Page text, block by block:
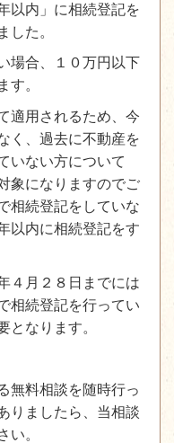
以内」に相続登記を
した。
場合、１０万円以下
す。
適用されるため、今
く、過去に不動産を
いない方について
象になりますのでご
相続登記をしていな
以内に相続登記をす
４月２８日までには
相続登記を行ってい
となります。
無料相談を随時行っ
りましたら、当相談
い。